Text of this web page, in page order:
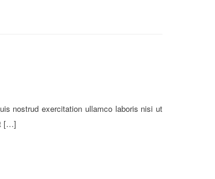
nostrud exercitation ullamco laboris nisi ut
[…]